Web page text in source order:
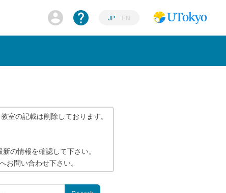
JP EN
室の記載は削除しております。
の情報を確認して下さい。
お問い合わせ下さい。